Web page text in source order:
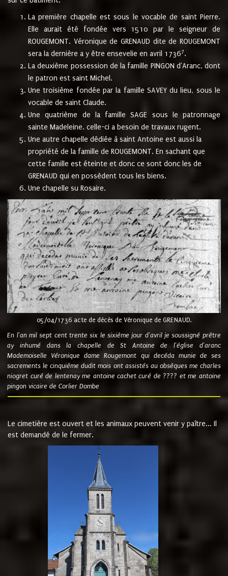
La première chapelle est sous le vocable de saint Pierre.
Elle aurait été fondée vers 1510 par le seigneur de
ROUGEMONT. Véronique de GRENAUD dite de ROUGEMONT
sera la dernière a y être ensevelie en avril 17367.
La deuxième possession de la famille PINGON d'Aranc, dont
le patron est saint Michel.
Une troisième fondée par la famille SAVEY du lieu, sous le
vocable de saint Claude.
Une quatrième de la famille SAGE sous le patronnage
sainte Madeleine. celle-ci a besoin de travaux rugent.
Une autre chapelle dédiée à saint Antoine est aussi la
propriété de la famille de ROUGEMONT. En sachant que
cette famille est éteinte et donc ce sont donc les de
GRENAUD qui en possèdent tous les biens.
Une chapelle su Rosaire.
05/04/1736 acte de décès de Véronique de GRENAUD.
En l'an mil sept cent trente six le sixième jour d'avril je soussigné prêtre
ay inhumé dans la chapelle de St Antoine de l'église d'aranc
Mademoiselle Véronique dame Rougemont qui decéda munie de ses
sacrements le cinquième dudit mois ont assistés au obsèques me charles
niogret curé de lentenay me antoine cachet curé de ???? et me antoine
pingon vicaire de Corlier Dombe
Le cimetière est ouvert et les animaux peuvent venir y paître... Il
est demandé de le fermer.